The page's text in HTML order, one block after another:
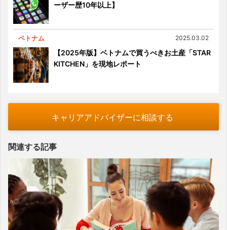
ーザー歴10年以上】
ベトナム 2025.03.02
【2025年版】ベトナムで買うべきお土産「STAR
KITCHEN」を現地レポート
キャリアアドバイザーに相談する
関連する記事